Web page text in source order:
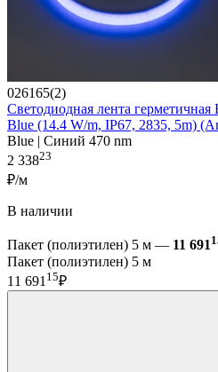
026165(2)
Светодиодная лента
Blue (14.4 W/m, IP67, 2835, 5m)
Blue | Синий 470 nm
2 33823
₽/м
В наличии
Пакет (полиэтилен) 5 м — 11 691
Пакет (полиэтилен) 5 м
11 69115₽